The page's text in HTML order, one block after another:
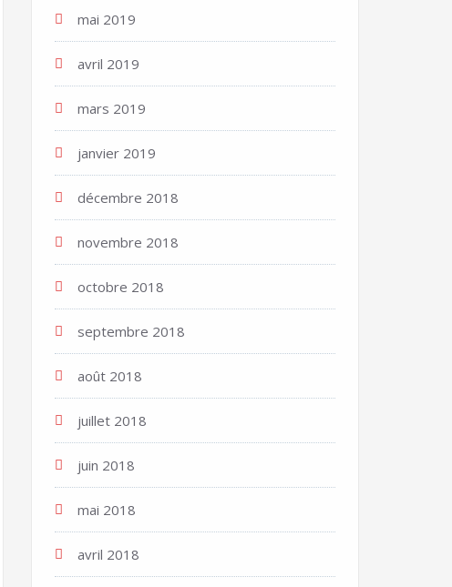
mai 2019
avril 2019
mars 2019
janvier 2019
décembre 2018
novembre 2018
octobre 2018
septembre 2018
août 2018
juillet 2018
juin 2018
mai 2018
avril 2018